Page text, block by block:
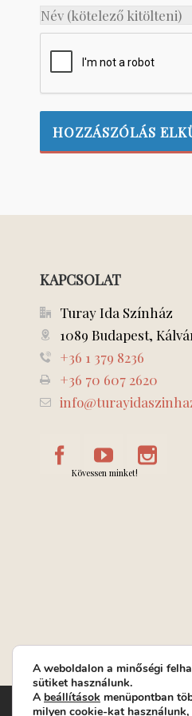
KAPCSOLAT
Turay Ida Színház
1089 Budapest,
+36 1 379 8236
+36 70 607 2620
Kövessen minket!
Turay Ida Színház
A weboldalon a minőségi
sütiket használunk.
A beállítások menüpontban
milyen cookie-kat